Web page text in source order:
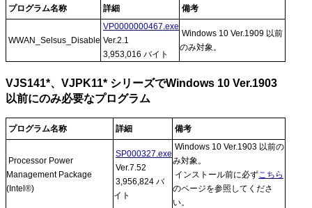
プログラム名称 詳細 備考
WWAN_Selsus_Disable
VP0000000467.exe
Ver.2.1
3,953,016 バイト
Windows 10 Ver.1909 以前
のみ対象。
VJS141*、VJPK11* シリーズでWindows 10 Ver.1903
以前にのみ必要なプログラム
プログラム名称 詳細 備考
Processor Power
Management Package
(Intel®)
SP000327.exe
Ver.7.52
3,956,824 バ
イト
Windows 10 Ver.1903 以前の
み対象。
インストール前に必ずこちら
のページを参照してくださ
い。